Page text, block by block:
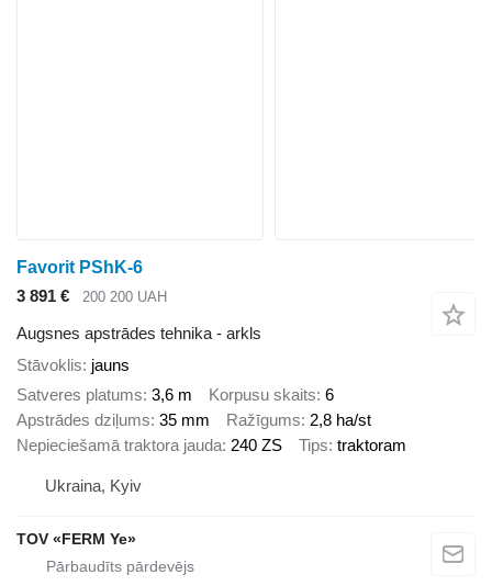
Favorit PShK-6
3 891 €
200 200 UAH
Augsnes apstrādes tehnika - arkls
Stāvoklis jauns
Satveres platums 3,6 m Korpusu skaits 6
Apstrādes dziļums 35 mm Ražīgums 2,8 ha/st
Nepieciešamā traktora jauda 240 ZS Tips traktoram
Ukraina, Kyiv
TOV «FERM Ye»